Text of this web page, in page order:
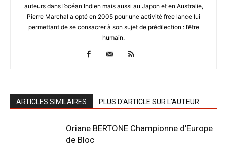
auteurs dans l’océan Indien mais aussi au Japon et en Australie,
Pierre Marchal a opté en 2005 pour une activité free lance lui
permettant de se consacrer à son sujet de prédilection : l’être
humain.
ARTICLES SIMILAIRES PLUS D'ARTICLE SUR L'AUTEUR
Oriane BERTONE Championne d’Europe
de Bloc